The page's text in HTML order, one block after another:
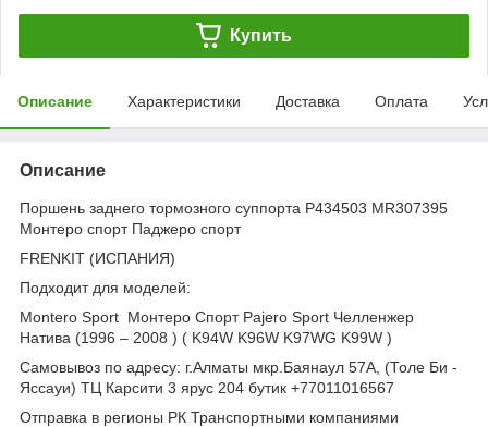
Купить
Описание Характеристики Доставка Оплата
Описание
Поршень заднего тормозного суппорта P434503 MR307395
Монтеро спорт Паджеро спорт
FRENKIT (ИСПАНИЯ)
Подходит для моделей:
Montero Sport Монтеро Спорт Pajero Sport Челленжер
Натива (1996 – 2008 ) ( K94W K96W K97WG K99W )
Самовывоз по адресу: г.Алматы мкр.Баянаул 57А, (Толе Би -
Яссауи) ТЦ Карсити 3 ярус 204 бутик +77011016567
Отправка в регионы РК Транспортными компаниями